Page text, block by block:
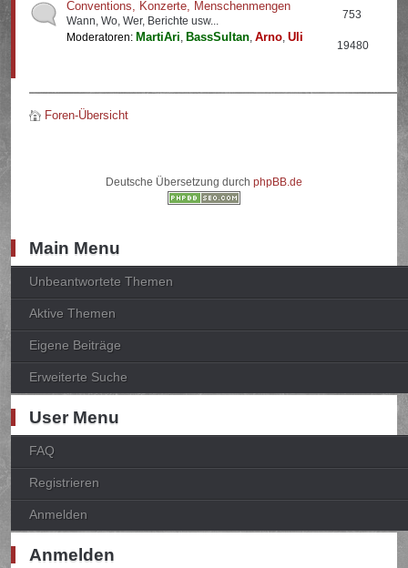
Conventions, Konzerte, Menschenmengen
Wann, Wo, Wer, Berichte usw...
Moderatoren: MartiAri, BassSultan,Arno,Uli
753
19480
Foren-Übersicht
Deutsche Übersetzung durch phpBB.de
Main Menu
Unbeantwortete Themen
Aktive Themen
Eigene Beiträge
Erweiterte Suche
User Menu
FAQ
Registrieren
Anmelden
Anmelden